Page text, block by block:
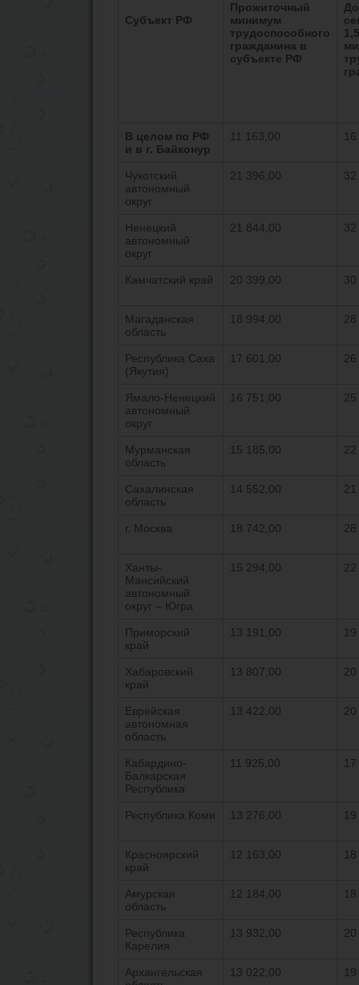
Субъект РФ
Прожиточный
минимум
трудоспособного
гражданина в
субъекте РФ
В целом по РФ
и в г. Байконур
11 163,00
Чукотский
автономный
округ
21 396,00
Ненецкий
автономный
округ
21 844,00
Камчатский край 20 399,00
Магаданская
область
18 994,00
Республика Саха
(Якутия)
17 601,00
Ямало-Ненецкий
автономный
округ
16 751,00
Мурманская
область
15 185,00
Сахалинская
область
14 552,00
г. Москва 18 742,00 28
Ханты-
Мансийский
автономный
округ – Югра
15 294,00
Приморский
край
13 191,00
Хабаровский
край
13 807,00 20
Еврейская
автономная
область
13 422,00
Кабардино-
Балкарская
Республика
11 925,00
Республика Коми 13 276,00
Красноярский
край
12 163,00
Амурская
область
12 184,00
Республика
Карелия
13 932,00
Архангельская
13 022,00